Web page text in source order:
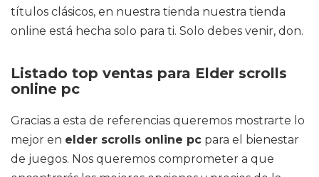
títulos clásicos, en nuestra tienda nuestra tienda
online está hecha solo para ti. Solo debes venir, don.
Listado top ventas para Elder scrolls
online pc
Gracias a esta de referencias queremos mostrarte lo
mejor en elder scrolls online pc para el bienestar
de juegos. Nos queremos comprometer a que